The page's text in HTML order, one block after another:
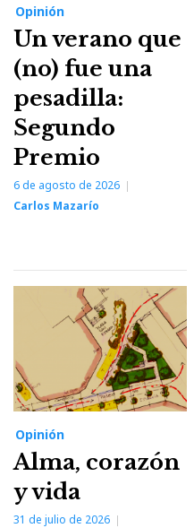
Opinión
Un verano que
(no) fue una
pesadilla:
Segundo
Premio
6 de agosto de 2026
Carlos Mazarío
Opinión
Alma, corazón
y vida
31 de julio de 2026